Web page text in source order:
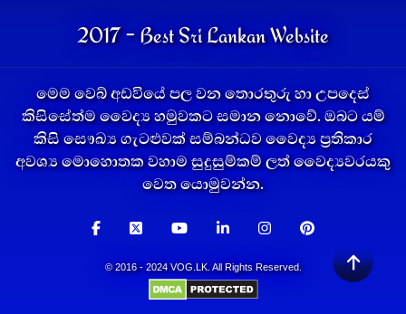
2017 - Best Sri Lankan Website
මෙම වෙබ් අඩවියේ පල වන තොරතුරු හා උපදෙස්
කිසිසේත්ම වෛද්‍ය හමුවකට සමාන නොවේ. ඔබට යම්
කිසි සෞඛ්‍ය ගැටළුවක් සම්බන්ධව වෛද්‍ය ප්‍රතිකාර
අවශ්‍ය මොහොතක වහාම සුදුසුම්කම් ලත් වෛද්‍යවරයකු
වෙත යොමුවන්න.
© 2016 - 2024 VOG.LK. All Rights Reserved.